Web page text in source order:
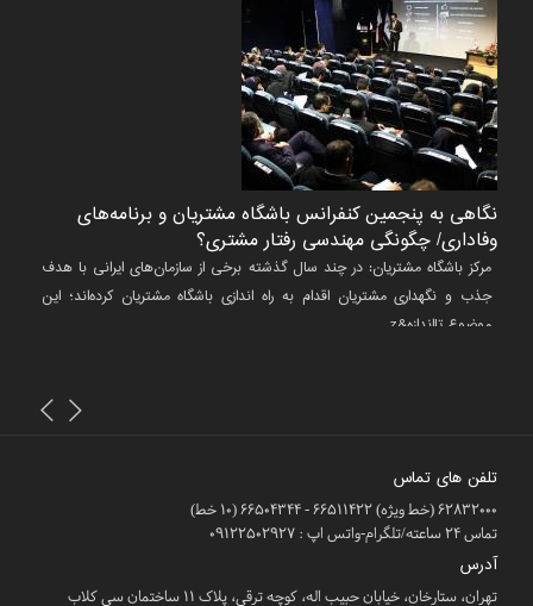
نگاهی به پنجمین کنفرانس باشگاه مشتریان و برنامه‌های
وفاداری/ چگونگی مهندسی رفتار مشتری؟
مرکز باشگاه مشتریان: در چند سال گذشته برخی از سازمان‌های ایرانی با هدف
جذب و نگهداری مشتریان اقدام به راه اندازی باشگاه مشتریان کرده‌اند؛ این
موضوع تااندازه&z...
تلفن های تماس
62832000 (خط ویژه) 66511422 - 66504344 (10 خط)
تماس 24 ساعته/تلگرام-واتس اپ : 09122502927
آدرس
تهران، ستارخان، خیابان حبیب اله، کوچه ترقی، پلاک ۱۱ ساختمان سی کلاب